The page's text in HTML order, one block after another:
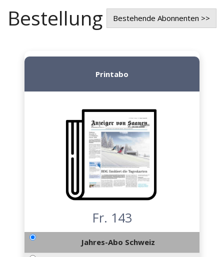
Bestellung Bestehende Abonnenten >>
Printabo
Fr. 143
Jahres-Abo Schweiz